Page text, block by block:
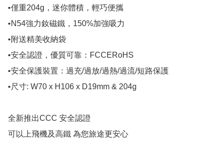
•僅重204g，迷你體積，輕巧便攜
•N54強力釹磁鐵，150%加強吸力
•附送精美收納袋
•安全認證，優質可靠：FCCERoHS
•安全保護裝置：過充/過放/過熱/過流/短路保護
•尺寸: W70 x H106 x D19mm & 204g
全新推出CCC 安全認證
可以上飛機及高鐵 為您旅途更安心